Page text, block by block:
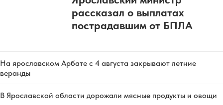
рассказал о выплатах
пострадавшим от БПЛА
На ярославском Арбате с 4 августа закрывают летние
веранды
В Ярославской области дорожали мясные продукты и овощи